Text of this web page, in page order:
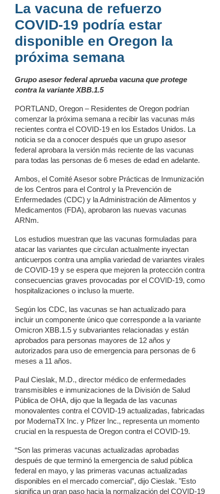
La vacuna de refuerzo
COVID-19 podría estar
disponible en Oregon la
próxima semana
Grupo asesor federal aprueba vacuna que protege
contra la variante XBB.1.5
PORTLAND, Oregon – Residentes de Oregon podrían
comenzar la próxima semana a recibir las vacunas más
recientes contra el COVID-19 en los Estados Unidos. La
noticia se da a conocer después que un grupo asesor
federal aprobara la versión más reciente de las vacunas
para todas las personas de 6 meses de edad en adelante.
Ambos, el Comité Asesor sobre Prácticas de Inmunización
de los Centros para el Control y la Prevención de
Enfermedades (CDC) y la Administración de Alimentos y
Medicamentos (FDA), aprobaron las nuevas vacunas
ARNm.
Los estudios muestran que las vacunas formuladas para
atacar las variantes que circulan actualmente inyectan
anticuerpos contra una amplia variedad de variantes virales
de COVID-19 y se espera que mejoren la protección contra
consecuencias graves provocadas por el COVID-19, como
hospitalizaciones o incluso la muerte.
Según los CDC, las vacunas se han actualizado para
incluir un componente único que corresponde a la variante
Omicron XBB.1.5 y subvariantes relacionadas y están
aprobados para personas mayores de 12 años y
autorizados para uso de emergencia para personas de 6
meses a 11 años.
Paul Cieslak, M.D., director médico de enfermedades
transmisibles e inmunizaciones de la División de Salud
Pública de OHA, dijo que la llegada de las vacunas
monovalentes contra el COVID-19 actualizadas, fabricadas
por ModernaTX Inc. y Pfizer Inc., representa un momento
crucial en la respuesta de Oregon contra el COVID-19.
“Son las primeras vacunas actualizadas aprobadas
después de que terminó la emergencia de salud pública
federal en mayo, y las primeras vacunas actualizadas
disponibles en el mercado comercial”, dijo Cieslak. "Esto
significa un gran paso hacia la normalización del COVID-19